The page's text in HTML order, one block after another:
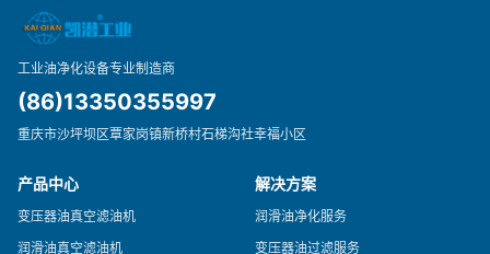
工业油净化设备专业制造商
(86)13350355997
重庆市沙坪坝区覃家岗镇新桥村石梯沟社幸福小区
产品中心
变压器油真空滤油机
润滑油真空滤油机
解决方案
润滑油净化服务
变压器油过滤服务